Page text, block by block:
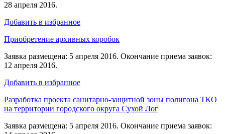
28 апреля 2016.
Добавить в избранное
Приобретение архивных коробок
Заявка размещена: 5 апреля 2016. Окончание приема заявок:
12 апреля 2016.
Добавить в избранное
Разработка проекта санитарно-защитной зоны полигона ТКО
на территории городского округа Сухой Лог
Заявка размещена: 5 апреля 2016. Окончание приема заявок: